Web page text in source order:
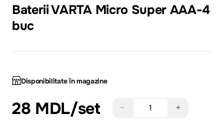
Baterii VARTA Micro Super AAA-4
buc
Disponibilitate în magazine
28 MDL/set − +